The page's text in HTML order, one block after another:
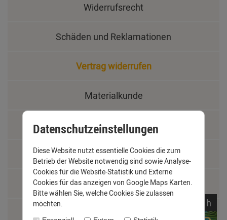
Widerrufsrecht
Schäden und Reklamationen
Vertrag widerrufen
Materialkunde
Fachbegriffe
Jobs
Montage und Installationshilfen
h
Datenschutzeinstellungen
Diese Website nutzt essentielle Cookies die zum
Betrieb der Website notwendig sind sowie Analyse-
Cookies für die Website-Statistik und Externe
Cookies für das anzeigen von Google Maps Karten.
Bitte wählen Sie, welche Cookies Sie zulassen
möchten.